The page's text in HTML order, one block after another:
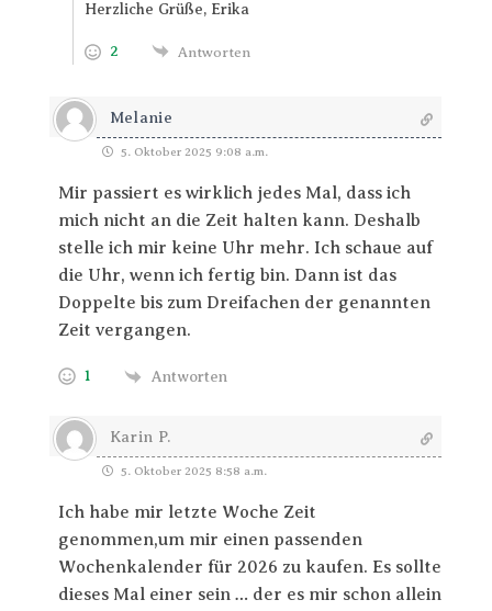
Herzliche Grüße, Erika
2 Antworten
Melanie
5. Oktober 2025 9:08 a.m.
Mir passiert es wirklich jedes Mal, dass ich
mich nicht an die Zeit halten kann. Deshalb
stelle ich mir keine Uhr mehr. Ich schaue auf
die Uhr, wenn ich fertig bin. Dann ist das
Doppelte bis zum Dreifachen der genannten
Zeit vergangen.
1 Antworten
Karin P.
5. Oktober 2025 8:58 a.m.
Ich habe mir letzte Woche Zeit
genommen,um mir einen passenden
Wochenkalender für 2026 zu kaufen. Es sollte
dieses Mal einer sein … der es mir schon allein